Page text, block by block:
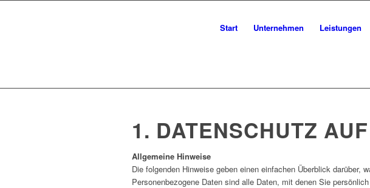
Start Unternehmen Leistungen
1. DATENSCHUTZ
Allgemeine Hinweise
Die folgenden Hinweise geben einen einfachen Überblick
Personenbezogene Daten sind alle Daten, mit denen Sie